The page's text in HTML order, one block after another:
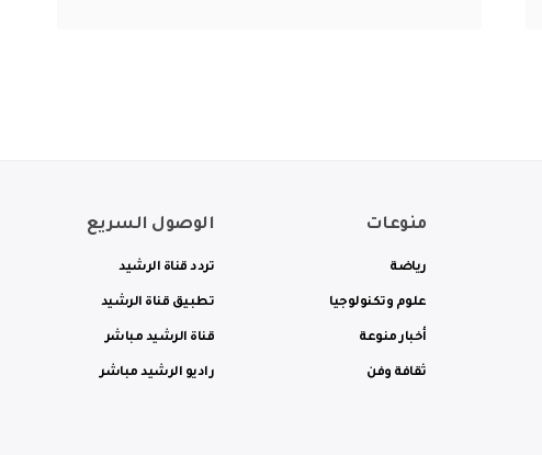
منوعات
رياضة
علوم وتكنولوجيا
أخبار منوعة
ثقافة وفن
الوصول السريع
تردد قناة الرشيد
تطبيق قناة الرشيد
قناة الرشيد مباشر
راديو الرشيد مباشر